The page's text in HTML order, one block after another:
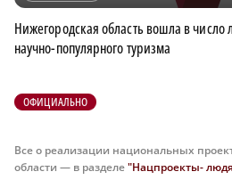
Нижегородская область вошла в число
научно-популярного туризма
ОФИЦИАЛЬНО
Все о реализации национальных
области — в разделе"Нацпроекты-